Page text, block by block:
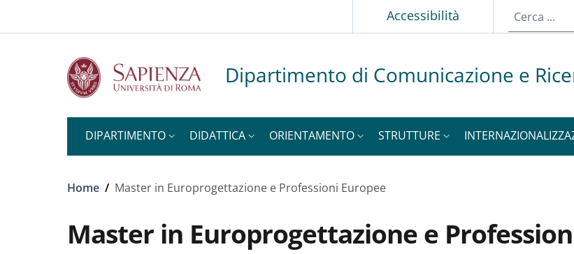
Accessibilità
Dipartimento di Comunicazione e
DIPARTIMENTO DIDATTICA ORIENTAMENTO STRUTTURE
Briciole di pane
Home / Master in Europrogettazione e Professioni Europee
Master in Europrogettazione e